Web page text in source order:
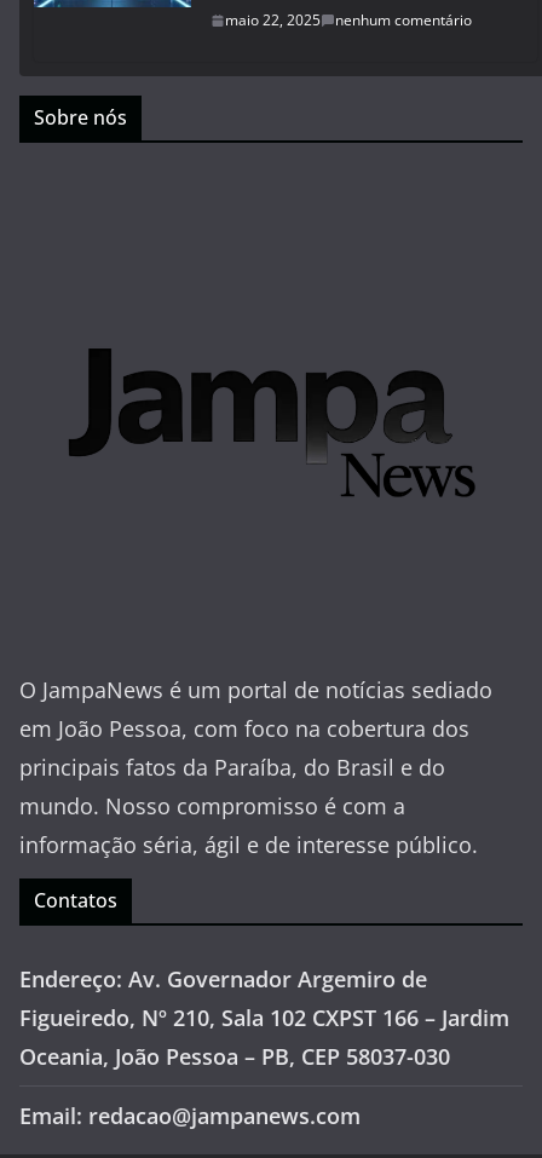
maio 22, 2025 nenhum comentário
Sobre nós
O JampaNews é um portal de notícias sediado
em João Pessoa, com foco na cobertura dos
principais fatos da Paraíba, do Brasil e do
mundo. Nosso compromisso é com a
informação séria, ágil e de interesse público.
Contatos
Endereço: Av. Governador Argemiro de
Figueiredo, Nº 210, Sala 102 CXPST 166 – Jardim
Oceania, João Pessoa – PB, CEP 58037-030
Email: redacao@jampanews.com